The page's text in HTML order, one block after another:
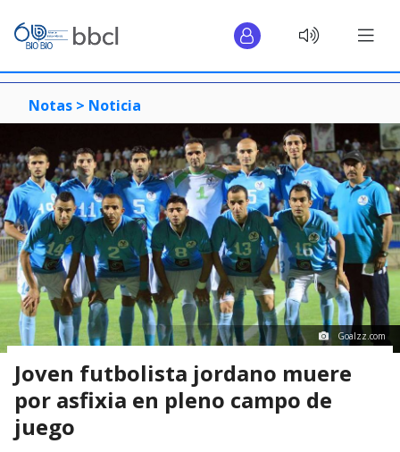
Notas > Noticia
Goalzz.com
Joven futbolista jordano muere
por asfixia en pleno campo de
juego